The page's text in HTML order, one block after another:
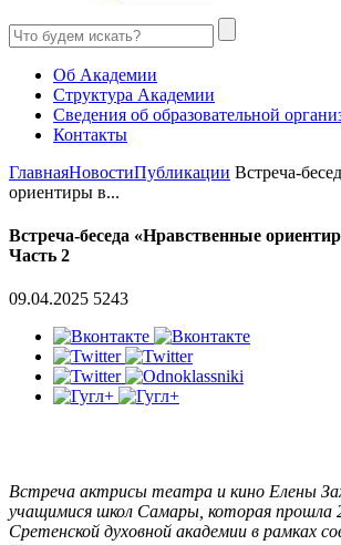
Об Академии
Структура Академии
Сведения об образовательной
Контакты
ГлавнаяНовостиПубликации Встреча-
ориентиры в...
Встреча-беседа «Нравственные
Часть 2
09.04.2025 5243
Встреча актрисы театра и кино Елены
учащимися школ Самары, которая прошла
Сретенской духовной академии в рамках